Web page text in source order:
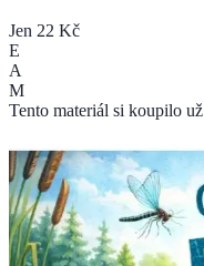
Jen 22 Kč
E
A
M
Tento materiál si koupilo už